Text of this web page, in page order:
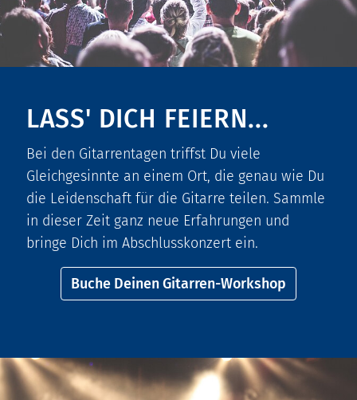
LASS' DICH FEIERN...
Bei den Gitarrentagen triffst Du viele
Gleichgesinnte an einem Ort, die genau wie Du
die Leidenschaft für die Gitarre teilen. Sammle
in dieser Zeit ganz neue Erfahrungen und
bringe Dich im Abschlusskonzert ein.
Buche Deinen Gitarren-Workshop